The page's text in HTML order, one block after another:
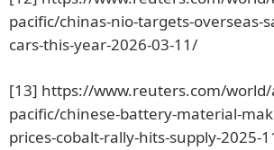
pacific/chinas-nio-targets-overseas-
cars-this-year-2026-03-11/
[13] https://www.reuters.com/world/
pacific/chinese-battery-material-
prices-cobalt-rally-hits-supply-2025-